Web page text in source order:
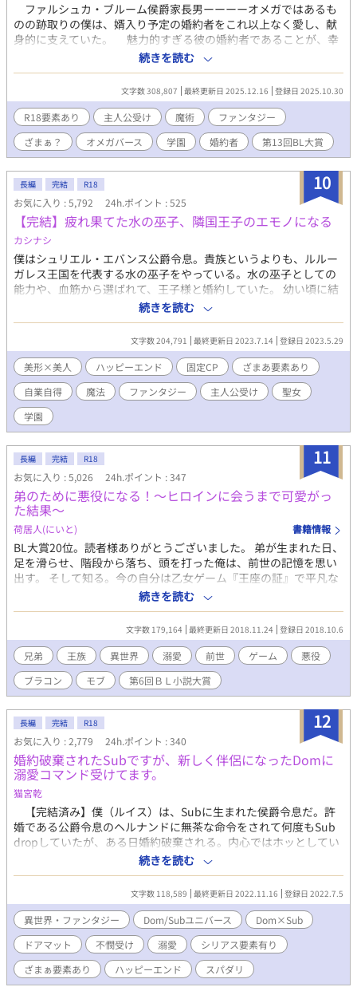
ファルシュカ・ブルーム侯爵家長男ーーーーオメガではあるも
のの跡取りの僕は、婿入り予定の婚約者をこれ以上なく愛し、献
身的に支えていた。 魅力的すぎる彼の婚約者であることが、幸
せだった。 彼が幸せであれば、僕も幸せ。 心の底からそう思
っていたのだが、僕の双子の弟が学園へ入学してきてから、徐々
に、何かが狂い出していった……。 ※ざまぁというより自業自
得？ ※主人公は美人受け ※オメガバースの設定をお借りしていま
す。初めてのお方でも大丈夫と思われます。ふんわりオメガバ。
多分…… ※女性向けHOTランキング5位、ありがとうございま
す！:+.ﾟ(*´□`*)ﾟ.+: ※また、第13回BL大賞の応援もありがとう
ございました。9位&奨励賞頂きました！(●′ω`人′ω`●)
続きを読む
文字数 308,807 最終更新日 2025.12.16 登録日 2025.10.30
R18要素あり 主人公受け 魔術
ファンタジー
ざまぁ？
オメガバース 学園 婚約者 第13回BL大賞
10
長編 完結 R18
お気に入り : 5,792 24h.ポイント : 525
【完結】疲れ果てた水の巫子、隣国王子のエモノになる
カシナシ
僕はシュリエル・エバンス公爵令息。貴族というよりも、ルルー
ガレス王国を代表する水の巫子をやっている。水の巫子としての
能力や、血筋から選ばれて、王子様と婚約していた。 幼い頃に結
ばれた婚約だが、ディルク殿下に恋をしてから、ずっと自己研鑽
に努めてきた。聖女が現れても、殿下に相応しいのは僕だと、心
の中で言い聞かせるようにしていたが、 殿下の隣には、いつの間
にかローズブロンドの美しい聖女がいた。 なんとかしてかつての
優しい眼差しに戻ってほしいのに、日が経つ毎に状況は悪くな
る。 そんなある日、僕は目を疑うものを見てしまった。 攻め・威
圧系美形 受け・浮世離れ系美人 （HOTランキング最高３位、頂き
ました。たくさんの閲覧ありがとうございます！） （第12回BL大
賞にて、奨励賞を頂きました。たくさんの応援、ありがとうござ
甘々になっていきます ※本編６０話（約16万字）＋番外編数話く
らい ※残酷描写あります ※ R18は後半に
続きを読む
文字数 204,791 最終更新日 2023.7.14 登録日 2023.5.29
美形×美人 ハッピーエンド 固定CP
ざまあ要素あり
自業自得
魔法 ファンタジー 主人公受け
聖女
学園
11
長編 完結 R18
お気に入り : 5,026 24h.ポイント : 347
弟のために悪役になる！～ヒロインに会うまで可愛がっ
た結果～
荷居人(にいと) 書籍情報
BL大賞20位。読者様ありがとうございました。 弟が生まれた日、
足を滑らせ、階段から落ち、頭を打った俺は、前世の記憶を思い
出す。 そして知る。今の自分は乙女ゲーム『王座の証』で平凡な
顔、平凡な頭、平凡な運動能力、全てに置いて普通、全てに置い
て完璧で優秀な弟はどんなに後に生まれようと次期王の継承権が
いく、王にふさわしい赤の瞳と黒髪を持ち、親の愛さえ奪った弟
に恨みを覚える悪役の兄であると。 でも今の俺はそんな弟の苦労
を知っているし、生まれたばかりの弟は可愛い。 そんな可愛い弟
が幸せになるためにはヒロインと結婚して王になることだろう。
悪役になれば死ぬ。わかってはいるが、前世の後悔を繰り返さな
いため、将来処刑されるとわかっていたとしても、弟の幸せを願
います！ ・・・でもヒロインに会うまでは可愛がってもいいよ
ね？ 本編は完結。番外編が本編越えたのでタイトルも変えた。あ
る意味間違ってはいない。可愛がらなければ番外編もないのだか
ら。 そしてまさかのモブの恋愛まで始まったようだ。 お気に入り
1000突破は私の作品の中で初作品でございます！ありがとうござ
います！ 2018/10/10より章の整理を致しました。ご迷惑おかけし
ます。 2018/10/7.23時25分確認。BLランキング1位だと・・・？
2018/10/24.話がワンパターン化してきた気がするのでまた意欲が
湧き、書きたいネタができるまでとりあえず完結といたします。
2018/11/3.久々の更新。BL小説大賞応募したので思い付きを更新
続きを読む
文字数 179,164 最終更新日 2018.11.24 登録日 2018.10.6
兄弟 王族 異世界 溺愛 前世 ゲーム
悪役
ブラコン
モブ 第6回ＢＬ小説大賞
12
長編 完結 R18
お気に入り : 2,779 24h.ポイント : 340
婚約破棄されたSubですが、新しく伴侶になったDomに
溺愛コマンド受けてます。
猫宮乾
【完結済み】僕（ルイス）は、Subに生まれた侯爵令息だ。許
婚である公爵令息のヘルナンドに無茶な命令をされて何度もSub
dropしていたが、ある日婚約破棄される。内心ではホッとしてい
た僕に対し、その時、その場にいたクライヴ第二王子殿下が、新
しい婚約者に立候補すると言い出した。以後、Domであるクライ
ヴ殿下に溺愛され、愛に溢れるコマンドを囁かれ、僕の悲惨だっ
たこれまでの境遇が一変する。※異世界婚約破棄×Dom/Subユニ
バースのお話です。独自設定も含まれます。（☆）挿入無し性描
写、（★）挿入有り性描写です。第10回BL大賞応募作です。応
援・ご投票していただけましたら嬉しいです！ ▼一日２話以上
更新。あと、（微弱ですが）ざまぁ要素が含まれます。D/Sお好き
な方のほか、D/Sご存じなくとも婚約破棄系好きな方にもお楽し
続きを読む
文字数 118,589 最終更新日 2022.11.16 登録日 2022.7.5
異世界・ファンタジー Dom/Subユニバース
Dom×Sub
ドアマット
不憫受け 溺愛
シリアス要素有り
ざまぁ要素あり
ハッピーエンド スパダリ